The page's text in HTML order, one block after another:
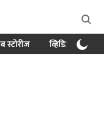
स्टोरीज व्हिडिओ